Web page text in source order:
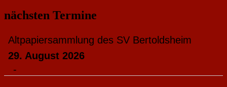
nächsten Termine
Altpapiersammlung des SV Bertoldsheim
29. August 2026
-